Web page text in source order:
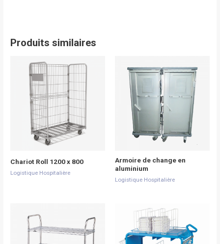
Produits similaires
Chariot Roll 1200 x 800
Logistique Hospitalière
Armoire de change en
aluminium
Logistique Hospitalière